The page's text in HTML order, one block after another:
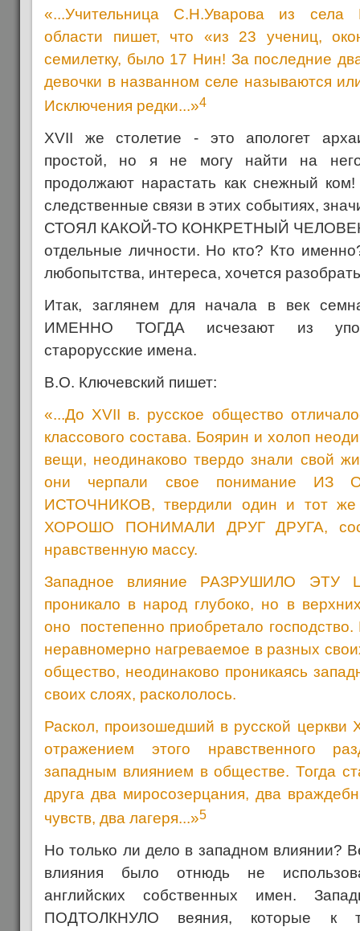
«...Учительница С.Н.Уварова из села
области пишет, что «из 23 учениц,
семилетку, было 17 Нин! За последние
девочки в названном селе называются
Исключения редки...»4
XVII же столетие - это апологет
простой, но я не могу найти на
продолжают нарастать как снежный
следственные связи в этих событиях,
СТОЯЛ КАКОЙ-ТО КОНКРЕТНЫЙ ЧЕЛОВЕК!
отдельные личности. Но кто? Кто
любопытства, интереса, хочется
Итак, заглянем для начала в век
ИМЕННО ТОГДА исчезают из
старорусские имена.
В.О. Ключевский пишет:
«...До XVII в. русское общество
классового состава. Боярин и холоп
вещи, неодинаково твердо знали свой
они черпали свое понимание
ИСТОЧНИКОВ, твердили один и тот же
ХОРОШО ПОНИМАЛИ ДРУГ ДРУГА,
нравственную массу.
Западное влияние РАЗРУШИЛО ЭТУ
проникало в народ глубоко, но в
оно постепенно приобретало господство.
неравномерно нагреваемое в разных
общество, неодинаково проникаясь
своих слоях, раскололось.
Раскол, произошедший в русской церкви
отражением этого нравственного
западным влиянием в обществе. Тогда
друга два миросозерцания, два
чувств, два лагеря...»5
Но только ли дело в западном влиянии?
влияния было отнюдь не
английских собственных имен.
ПОДТОЛКНУЛО веяния, которые к